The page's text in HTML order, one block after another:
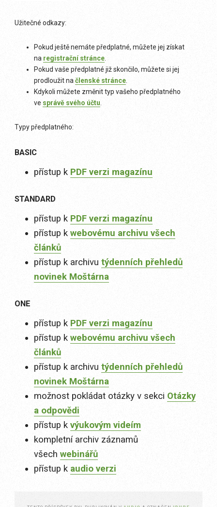
Užitečné odkazy:
Pokud ještě nemáte předplatné, můžete jej získat
na registrační stránce
Pokud vaše předplatné již skončilo, můžete si jej
prodloužit na členské stránce
Kdykoli můžete změnit typ vašeho předplatného
ve správě svého účtu
Typy předplatného:
BASIC
přístup k PDF verzi magazínu
STANDARD
přístup k PDF verzi magazínu
přístup k webovému archivu všech
článků
přístup k archivu týdenních přehledů
novinek Moštárna
ONE
přístup k PDF verzi magazínu
přístup k webovému archivu všech
článků
přístup k archivu týdenních přehledů
novinek Moštárna
možnost pokládat otázky v sekci Otázky
a odpovědi
přístup k výukovým videím
kompletní archiv záznamů
všech webinářů
přístup k audio verzi